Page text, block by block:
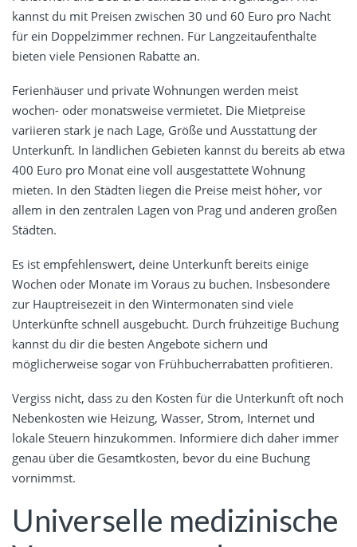
kannst du mit Preisen zwischen 30 und 60 Euro pro Nacht
für ein Doppelzimmer rechnen. Für Langzeitaufenthalte
bieten viele Pensionen Rabatte an.
Ferienhäuser und private Wohnungen werden meist
wochen- oder monatsweise vermietet. Die Mietpreise
variieren stark je nach Lage, Größe und Ausstattung der
Unterkunft. In ländlichen Gebieten kannst du bereits ab etwa
400 Euro pro Monat eine voll ausgestattete Wohnung
mieten. In den Städten liegen die Preise meist höher, vor
allem in den zentralen Lagen von Prag und anderen großen
Städten.
Es ist empfehlenswert, deine Unterkunft bereits einige
Wochen oder Monate im Voraus zu buchen. Insbesondere
zur Hauptreisezeit in den Wintermonaten sind viele
Unterkünfte schnell ausgebucht. Durch frühzeitige Buchung
kannst du dir die besten Angebote sichern und
möglicherweise sogar von Frühbucherrabatten profitieren.
Vergiss nicht, dass zu den Kosten für die Unterkunft oft noch
Nebenkosten wie Heizung, Wasser, Strom, Internet und
lokale Steuern hinzukommen. Informiere dich daher immer
genau über die Gesamtkosten, bevor du eine Buchung
vornimmst.
Universelle medizinische